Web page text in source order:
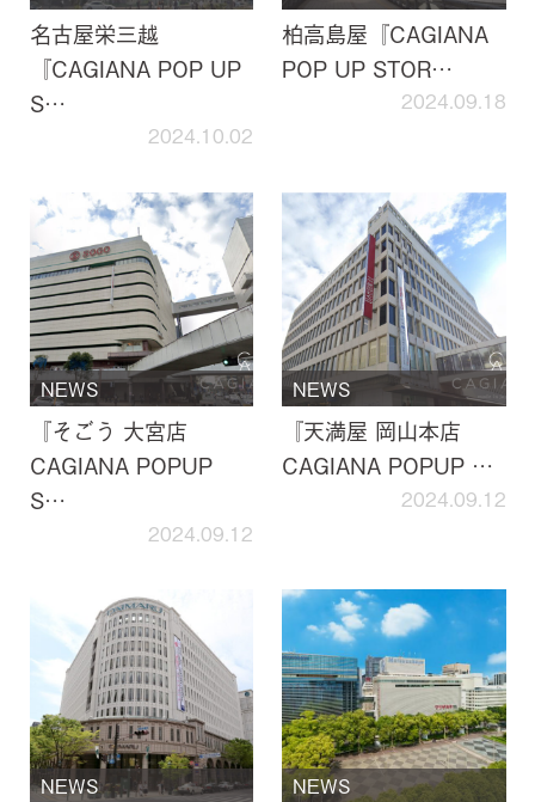
名古屋栄三越
『CAGIANA POP UP
S…
2024.10.02
柏高島屋『CAGIANA
POP UP STOR…
2024.09.18
NEWS
『そごう 大宮店
CAGIANA POPUP
S…
2024.09.12
NEWS
『天満屋 岡山本店
CAGIANA POPUP …
2024.09.12
NEWS NEWS